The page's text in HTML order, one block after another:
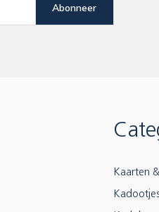
Abonneer
Kaarten